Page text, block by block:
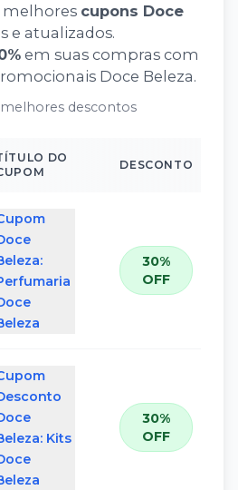
melhores cupons Doce
e atualizados.
%em suas compras com
Doce Beleza.
descontos
DO
DESCONTO
30%
OFF
Kits
30%
OFF